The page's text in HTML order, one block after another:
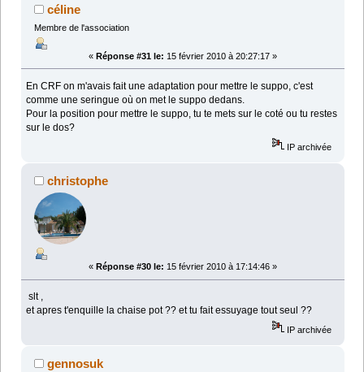
céline
Membre de l'association
« Réponse #31 le: 15 février 2010 à 20:27:17 »
En CRF on m'avais fait une adaptation pour mettre le suppo, c'est
comme une seringue où on met le suppo dedans.
Pour la position pour mettre le suppo, tu te mets sur le coté ou tu restes
sur le dos?
IP archivée
christophe
« Réponse #30 le: 15 février 2010 à 17:14:46 »
slt ,
et apres t'enquille la chaise pot ?? et tu fait essuyage tout seul ??
IP archivée
gennosuk